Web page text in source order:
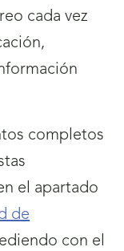
cada vez
completos
el apartado
de
con el